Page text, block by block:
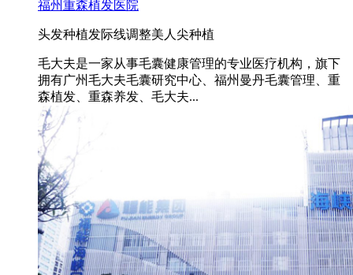
福州重森植发医院
头发种植发际线调整美人尖种植
毛大夫是一家从事毛囊健康管理的专业医疗机构，旗下
拥有广州毛大夫毛囊研究中心、福州曼丹毛囊管理、重
森植发、重森养发、毛大夫...